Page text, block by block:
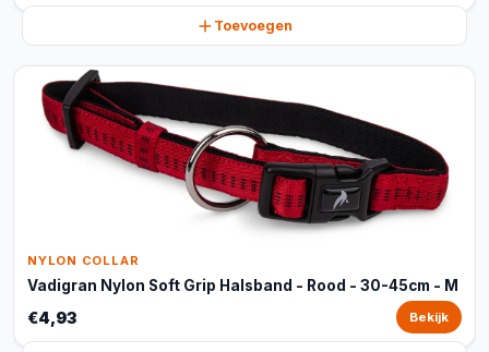
Toevoegen
NYLON COLLAR
Vadigran Nylon Soft Grip Halsband - Rood - 30-45cm - M
€4,93 Bekijk